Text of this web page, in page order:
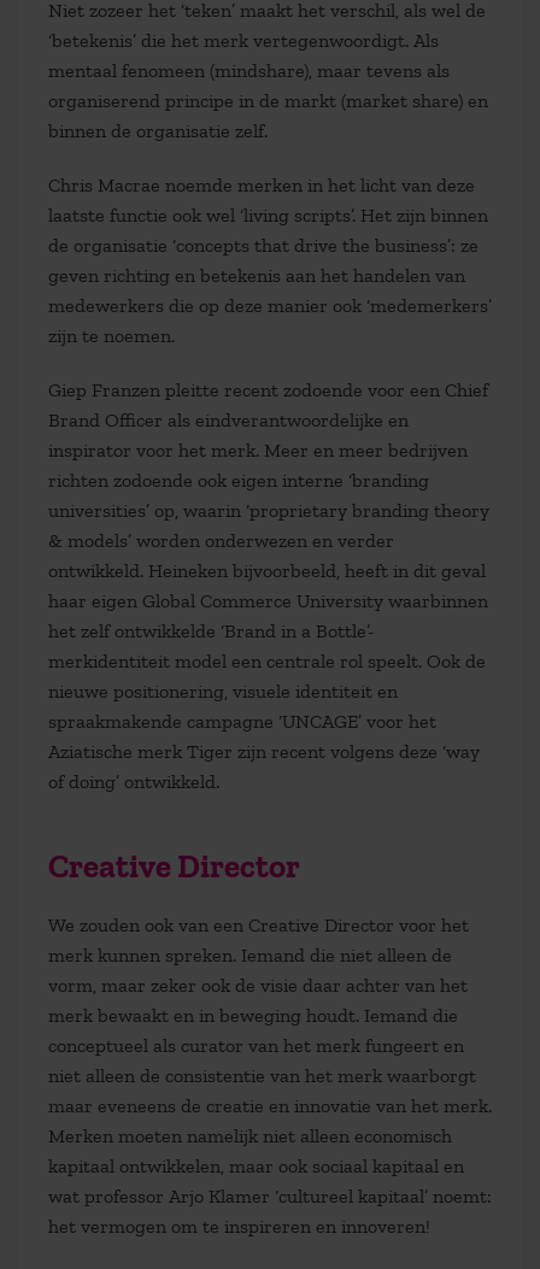
Niet zozeer het ‘teken’ maakt het verschil, als wel de
‘betekenis’ die het merk vertegenwoordigt. Als
mentaal fenomeen (mindshare), maar tevens als
organiserend principe in de markt (market share) en
binnen de organisatie zelf.
Chris Macrae noemde merken in het licht van deze
laatste functie ook wel ‘living scripts’. Het zijn binnen
de organisatie ‘concepts that drive the business’: ze
geven richting en betekenis aan het handelen van
medewerkers die op deze manier ook ‘medemerkers’
zijn te noemen.
Giep Franzen pleitte recent zodoende voor een Chief
Brand Officer als eindverantwoordelijke en
inspirator voor het merk. Meer en meer bedrijven
richten zodoende ook eigen interne ‘branding
universities’ op, waarin ‘proprietary branding theory
& models’ worden onderwezen en verder
ontwikkeld. Heineken bijvoorbeeld, heeft in dit geval
haar eigen Global Commerce University waarbinnen
het zelf ontwikkelde ‘Brand in a Bottle’-
merkidentiteit model een centrale rol speelt. Ook de
nieuwe positionering, visuele identiteit en
spraakmakende campagne ‘UNCAGE’ voor het
Aziatische merk Tiger zijn recent volgens deze ‘way
of doing’ ontwikkeld.
Creative Director
We zouden ook van een Creative Director voor het
merk kunnen spreken. Iemand die niet alleen de
vorm, maar zeker ook de visie daar achter van het
merk bewaakt en in beweging houdt. Iemand die
conceptueel als curator van het merk fungeert en
niet alleen de consistentie van het merk waarborgt
maar eveneens de creatie en innovatie van het merk.
Merken moeten namelijk niet alleen economisch
kapitaal ontwikkelen, maar ook sociaal kapitaal en
wat professor Arjo Klamer ‘cultureel kapitaal’ noemt:
het vermogen om te inspireren en innoveren!